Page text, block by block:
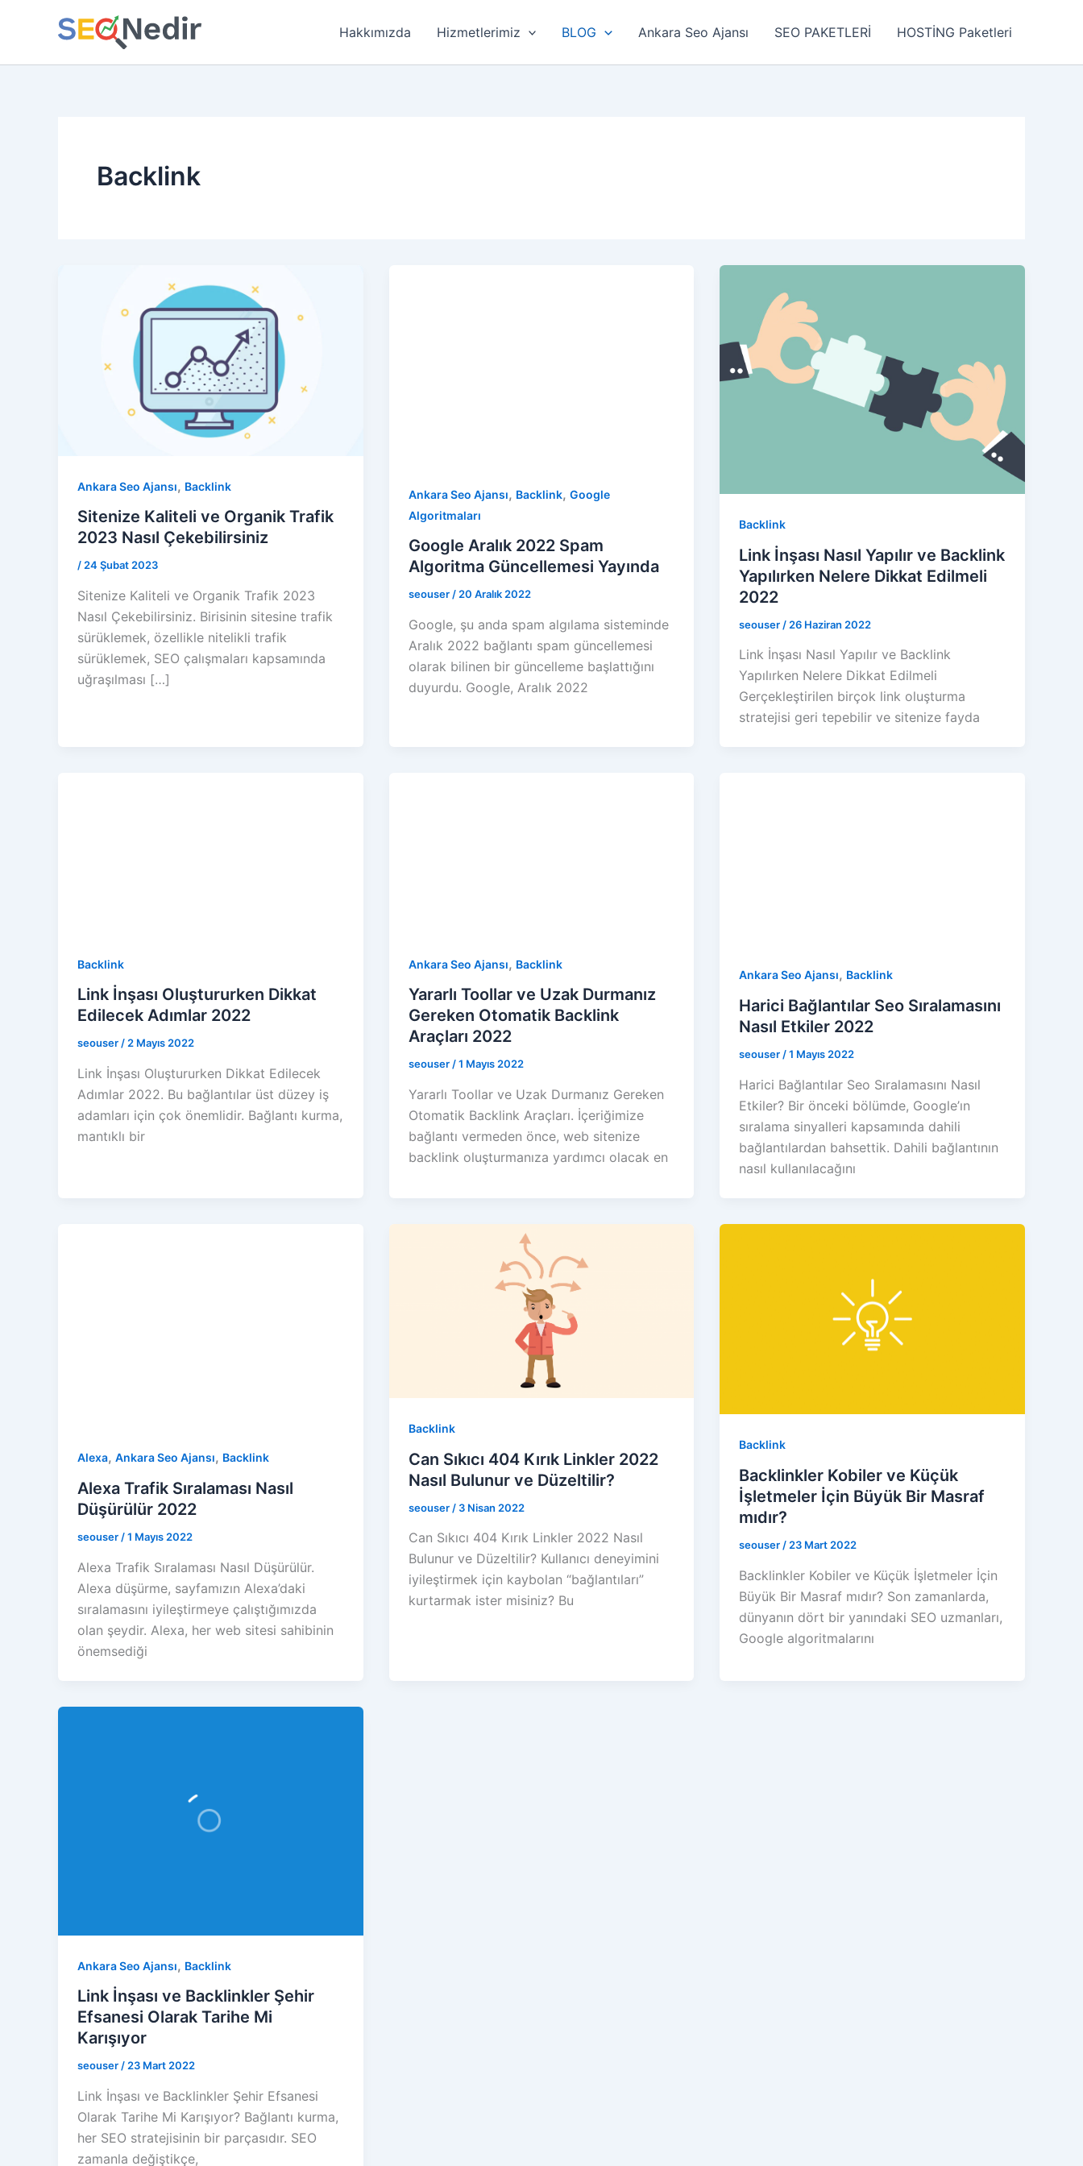
Hakkımızda Hizmetlerimiz BLOG Ankara Seo Ajansı SEO PAKETLERİ HOSTİNG Paketleri
Backlink
Ankara Seo Ajansı, Backlink
Sitenize Kaliteli ve Organik Trafik
2023 Nasıl Çekebilirsiniz
/24 Şubat 2023
Sitenize Kaliteli ve Organik Trafik 2023
Nasıl Çekebilirsiniz. Birisinin sitesine trafik
sürüklemek, özellikle nitelikli trafik
sürüklemek, SEO çalışmaları kapsamında
uğraşılması […]
Ankara Seo Ajansı, Backlink, Google
Algoritmaları
Google Aralık 2022 Spam
Algoritma Güncellemesi Yayında
seouser/20 Aralık 2022
Google, şu anda spam algılama sisteminde
Aralık 2022 bağlantı spam güncellemesi
olarak bilinen bir güncelleme başlattığını
duyurdu. Google, Aralık 2022
Backlink
Link İnşası Nasıl Yapılır ve Backlink
Yapılırken Nelere Dikkat Edilmeli
2022
seouser / 26 Haziran 2022
Link İnşası Nasıl Yapılır ve Backlink
Yapılırken Nelere Dikkat Edilmeli
Gerçekleştirilen birçok link oluşturma
stratejisi geri tepebilir ve sitenize fayda
Backlink
Link İnşası Oluştururken Dikkat
Edilecek Adımlar 2022
seouser/2 Mayıs 2022
Link İnşası Oluştururken Dikkat Edilecek
Adımlar 2022. Bu bağlantılar üst düzey iş
adamları için çok önemlidir. Bağlantı kurma,
mantıklı bir
Ankara Seo Ajansı, Backlink
Yararlı Toollar ve Uzak Durmanız
Gereken Otomatik Backlink
Araçları 2022
seouser/1 Mayıs 2022
Yararlı Toollar ve Uzak Durmanız Gereken
Otomatik Backlink Araçları. İçeriğimize
bağlantı vermeden önce, web sitenize
backlink oluşturmanıza yardımcı olacak en
Ankara Seo Ajansı, Backlink
Harici Bağlantılar Seo Sıralamasını
Nasıl Etkiler 2022
seouser /1 Mayıs 2022
Harici Bağlantılar Seo Sıralamasını Nasıl
Etkiler? Bir önceki bölümde, Google’ın
sıralama sinyalleri kapsamında dahili
bağlantılardan bahsettik. Dahili bağlantının
nasıl kullanılacağını
Alexa, Ankara Seo Ajansı, Backlink
Alexa Trafik Sıralaması Nasıl
Düşürülür 2022
seouser /1 Mayıs 2022
Alexa Trafik Sıralaması Nasıl Düşürülür.
Alexa düşürme, sayfamızın Alexa’daki
sıralamasını iyileştirmeye çalıştığımızda
olan şeydir. Alexa, her web sitesi sahibinin
önemsediği
Backlink
Can Sıkıcı 404 Kırık Linkler 2022
Nasıl Bulunur ve Düzeltilir?
seouser / 3 Nisan 2022
Can Sıkıcı 404 Kırık Linkler 2022 Nasıl
Bulunur ve Düzeltilir? Kullanıcı deneyimini
iyileştirmek için kaybolan “bağlantıları”
kurtarmak ister misiniz? Bu
Backlink
Backlinkler Kobiler ve Küçük
İşletmeler İçin Büyük Bir Masraf
mıdır?
seouser/23 Mart 2022
Backlinkler Kobiler ve Küçük İşletmeler İçin
Büyük Bir Masraf mıdır? Son zamanlarda,
dünyanın dört bir yanındaki SEO uzmanları,
Google algoritmalarını
Ankara Seo Ajansı, Backlink
Link İnşası ve Backlinkler Şehir
Efsanesi Olarak Tarihe Mi
Karışıyor
seouser/23 Mart 2022
Link İnşası ve Backlinkler Şehir Efsanesi
Olarak Tarihe Mi Karışıyor? Bağlantı kurma,
her SEO stratejisinin bir parçasıdır. SEO
zamanla değiştikçe,